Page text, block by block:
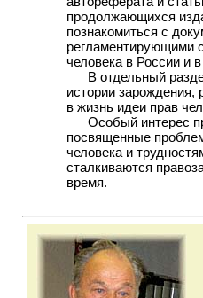
продолжающихся
познакомиться с
регламентирующими
человека в России и
В отдельный
истории зарождения,
в жизнь идеи прав
Особый интерес
посвященные
человека и
сталкиваются
время.